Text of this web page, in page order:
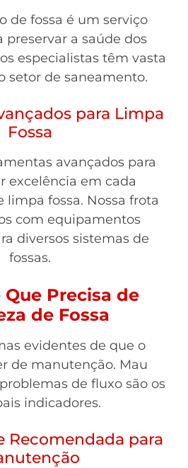
de fossa é um serviço
preservar a saúde dos
especialistas têm vasta
setor de saneamento.
para Limpa
Fossa
avançados para
excelência em cada
fossa. Nossa frota
com equipamentos
diversos sistemas de
fossas.
Que Precisa de
de Fossa
evidentes de que o
de manutenção. Mau
de fluxo são os
indicadores.
Recomendada para